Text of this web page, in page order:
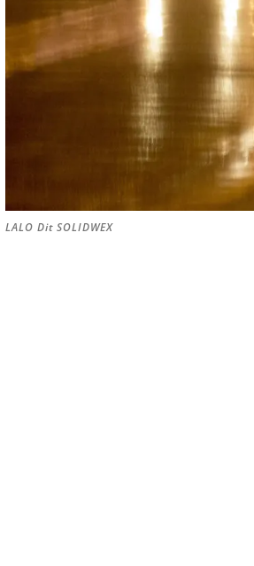
LALO Dit SOLIDWEX